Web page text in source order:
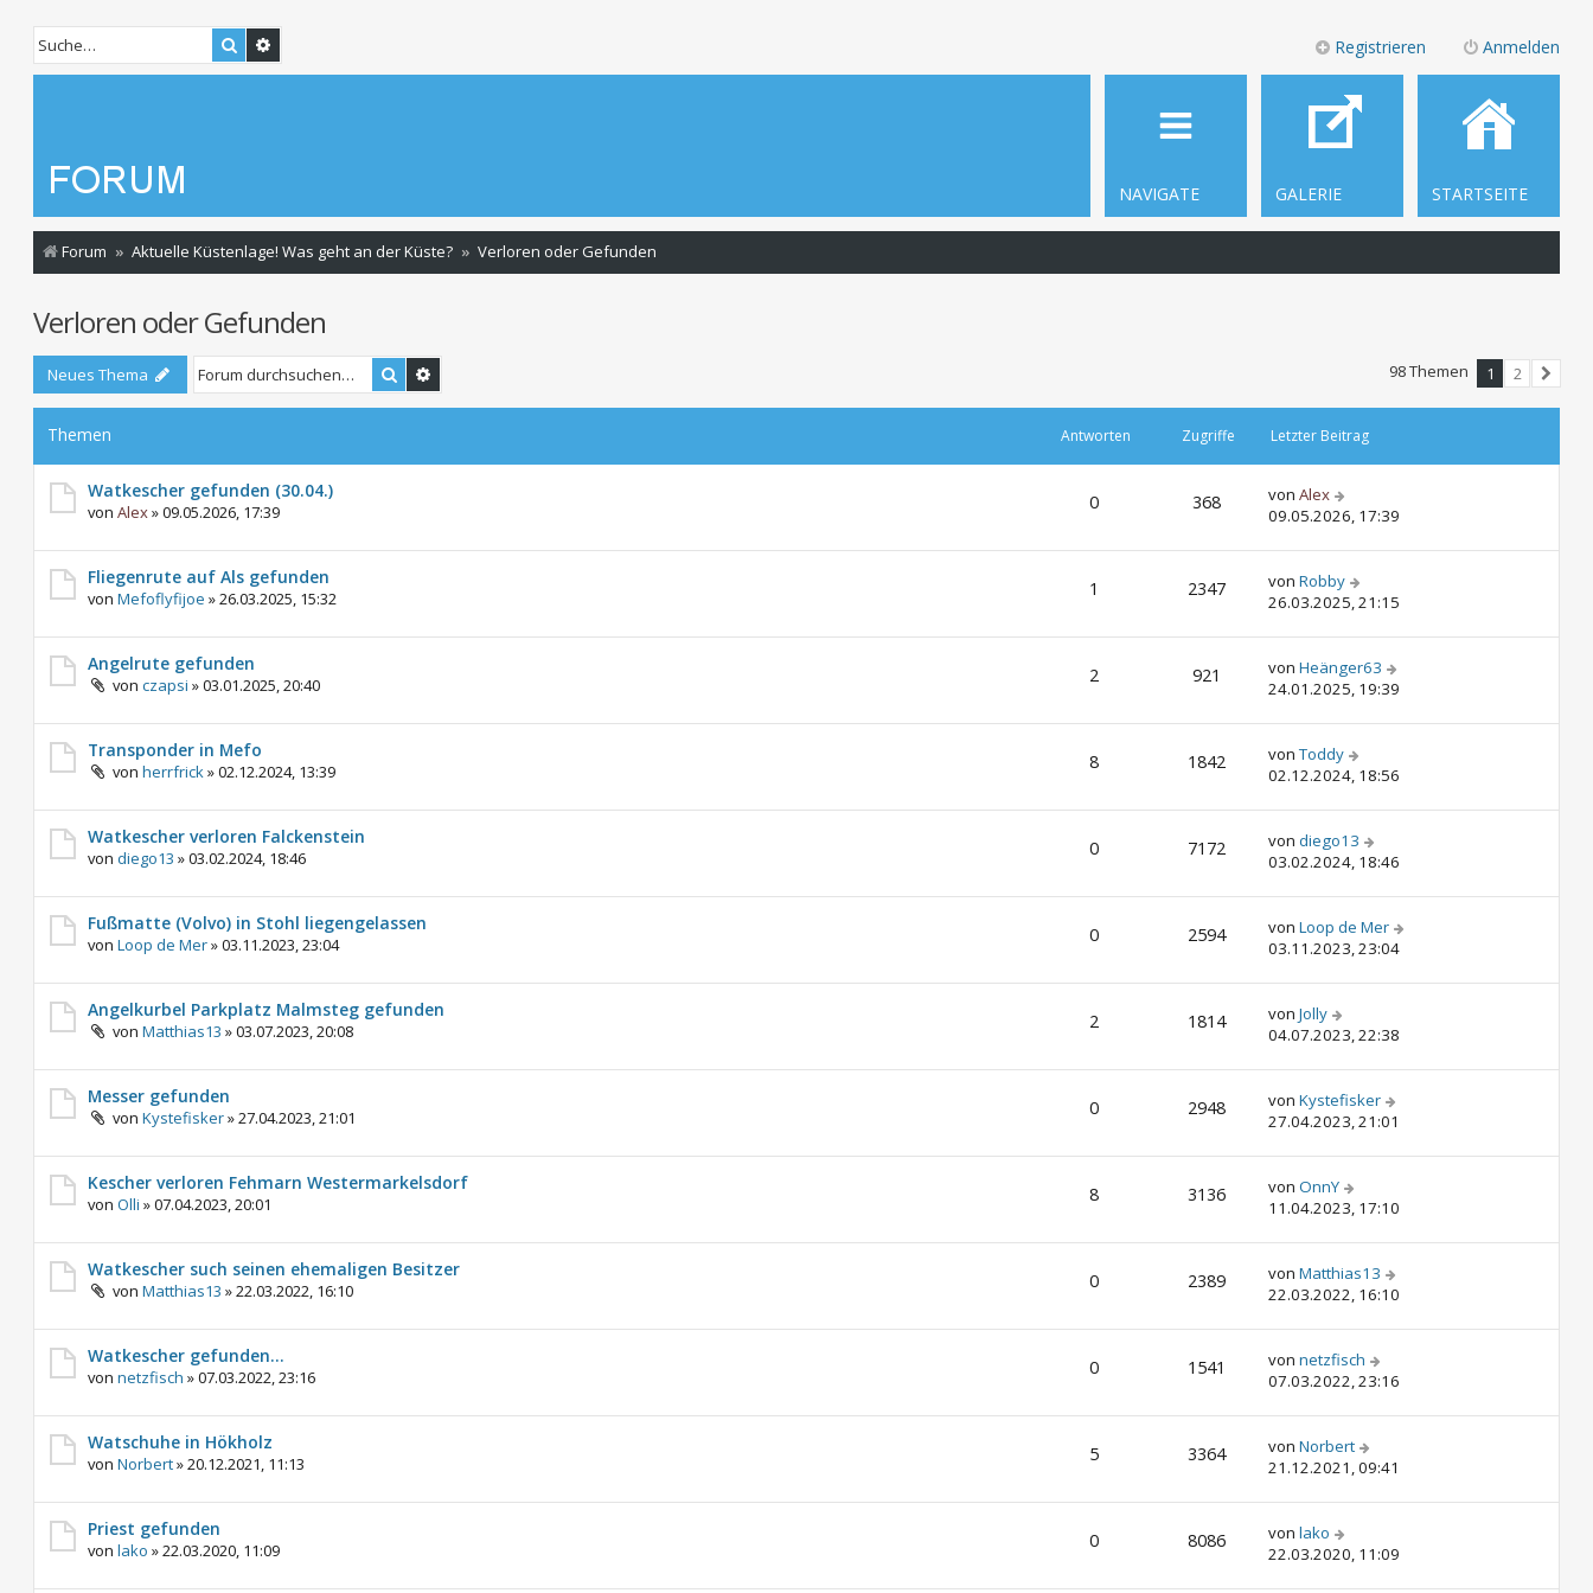
Suche Anmelden
Registrieren
STARTSEITE
GALERIE
NAVIGATE
Forum Aktuelle Küstenlage! Was geht an der Küste? Verloren oder Gefunden
Verloren oder Gefunden
Neues Thema Suche 98 Themen 1
2
Themen Antworten Zugriffe Letzter Beitrag
Watkescher gefunden (30.04.)
von Alex»09.05.2026, 17:39 0 368 von Alex
09.05.2026, 17:39
Fliegenrute auf Als gefunden
von Mefoflyfijoe »26.03.2025, 15:32 1 2347 von Robby
26.03.2025, 21:15
Angelrute gefunden
von czapsi »03.01.2025, 20:40 2 921 von Heänger63
24.01.2025, 19:39
Transponder in Mefo
von herrfrick»02.12.2024, 13:39 8 1842 von Toddy
02.12.2024, 18:56
Watkescher verloren Falckenstein
von diego13 »03.02.2024, 18:46 0 7172 von diego13
03.02.2024, 18:46
Fußmatte (Volvo) in Stohl liegengelassen
von Loop de Mer»03.11.2023, 23:04 0 2594 von Loop de Mer
03.11.2023, 23:04
Angelkurbel Parkplatz Malmsteg gefunden
von Matthias13 »03.07.2023, 20:08 2 1814 von Jolly
04.07.2023, 22:38
Messer gefunden
von Kystefisker»27.04.2023, 21:01 0 2948 von Kystefisker
27.04.2023, 21:01
Kescher verloren Fehmarn Westermarkelsdorf
von Olli »07.04.2023, 20:01 8 3136 von OnnY
11.04.2023, 17:10
Watkescher such seinen ehemaligen Besitzer
von Matthias13 »22.03.2022, 16:10 0 2389 von Matthias13
22.03.2022, 16:10
Watkescher gefunden…
von netzfisch »07.03.2022, 23:16 0 1541 von netzfisch
07.03.2022, 23:16
Watschuhe in Hökholz
von Norbert»20.12.2021, 11:13 5 3364 von Norbert
21.12.2021, 09:41
Priest gefunden
von lako »22.03.2020, 11:09 0 8086 von lako
22.03.2020, 11:09